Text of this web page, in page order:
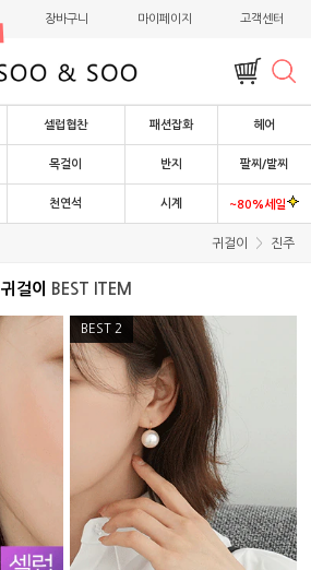
장바구니 마이페이지 고객센터
셀럽협찬 패션잡화 헤어
목걸이 반지 팔찌/발찌
천연석 시계 ~80%세일
귀걸이 진주
귀걸이 BEST ITEM
BEST 2